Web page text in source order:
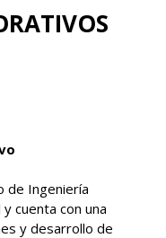
de Ingeniería
cuenta con una
y desarrollo de